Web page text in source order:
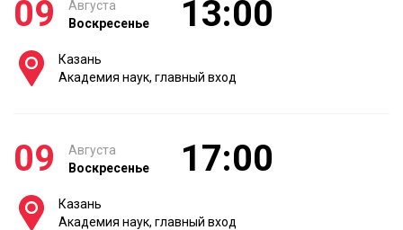
09
Августа
Воскресенье
13:00
Казань
Академия наук, главный вход
09
Августа
Воскресенье
17:00
Казань
Академия наук, главный вход